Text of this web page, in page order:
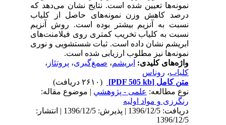
نمونه‌ها تعیین شده است. نتایج نشان می‌دهد که
درصد کاهش وزن نمونه‌های حاصل از کلیاب
نسبت به آنزیم بیشتر بوده است. روش آنزیم
نسبت به کلیاب تخریب کمتری روی فیلامنت‌های
ابریشم نشان داده است. ثبات شستشویی و نوری
نمونه‌ها نیز مطلوب ارزیابی شده است.
واژه‌های کلیدی:ابریشم،صمغ‌گیری،پروتئاز،
کلیاب،روناس
متن کامل[PDF 505 kb]
نوع مطالعه:علمی - پژوهشي| موضوع مقاله:
رنگرزی و مواد اولیه
دریافت: 1396/12/5 | پذیرش: 1396/12/5 | انتشار:
1396/12/5